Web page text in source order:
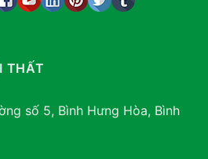
THẤT
số 5, Bình Hưng Hòa, Bình